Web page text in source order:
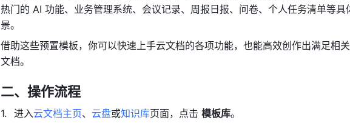
热门的 AI 功能、业务管理系统、会议记录、周报日报、问卷、个人任务清单等具
景。
借助这些预置模板，你可以快速上手云文档的各项功能，也能高效创作出满足相
文档。
二、操作流程
进入云文档主页、 云盘或知识库页面， 点击 模板库。